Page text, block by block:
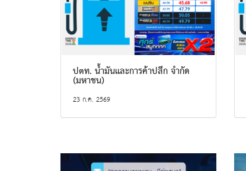
ปตท. น้ำมันและการค้าปลีก จำกัด
(มหาชน)
23 ก.ค. 2569